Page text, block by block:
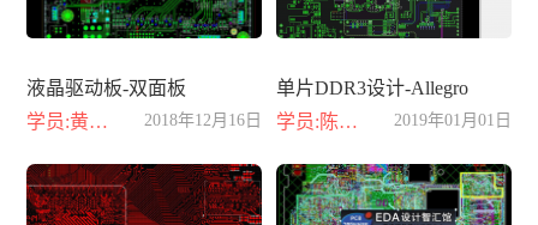
液晶驱动板-双面板
学员:黄晓丽
2018年12月16日
单片DDR3设计-Allegro
学员:陈小龙
2019年01月01日